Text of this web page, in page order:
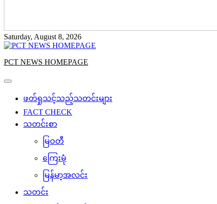
Saturday, August 8, 2026
PCT NEWS HOMEPAGE
ဖတ်ရှုသင့်သည့်သတင်းများ
FACT CHECK
သတင်းစာ
မြဝတီ
ကြေးမုံ
မြန်မာ့အလင်း
သတင်း